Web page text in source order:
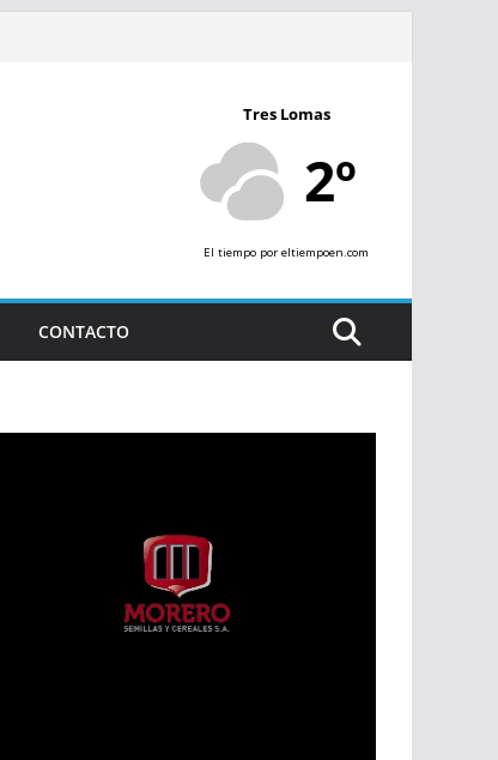
Tres Lomas
2º
El tiempo por eltiempoen.com
CONTACTO